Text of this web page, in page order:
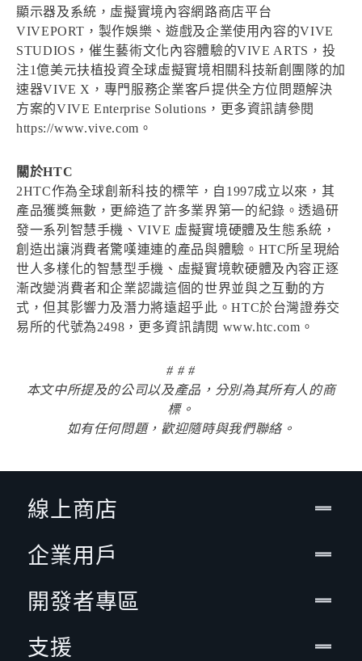
顯示器及系統，虛擬實境內容網路商店平台
VIVEPORT，製作娛樂、遊戲及企業使用內容的VIVE
STUDIOS，催生藝術文化內容體驗的VIVE ARTS，投
注1億美元扶植投資全球虛擬實境相關科技新創團隊的加
速器VIVE X，專門服務企業客戶提供全方位問題解決
方案的VIVE Enterprise Solutions，更多資訊請參閱
https://www.vive.com。
關於HTC
2HTC作為全球創新科技的標竿，自1997成立以來，其
產品獲獎無數，更締造了許多業界第一的紀錄。透過研
發一系列智慧手機、VIVE 虛擬實境硬體及生態系統，
創造出讓消費者驚嘆連連的產品與體驗。HTC所呈現給
世人多樣化的智慧型手機、虛擬實境軟硬體及內容正逐
漸改變消費者和企業認識這個的世界並與之互動的方
式，但其影響力及潛力將遠超乎此。HTC於台灣證券交
易所的代號為2498，更多資訊請閱 www.htc.com。
# # #
本文中所提及的公司以及產品，分別為其所有人的商
標。
如有任何問題，歡迎隨時與我們聯絡。
線上商店
企業用戶
開發者專區
支援